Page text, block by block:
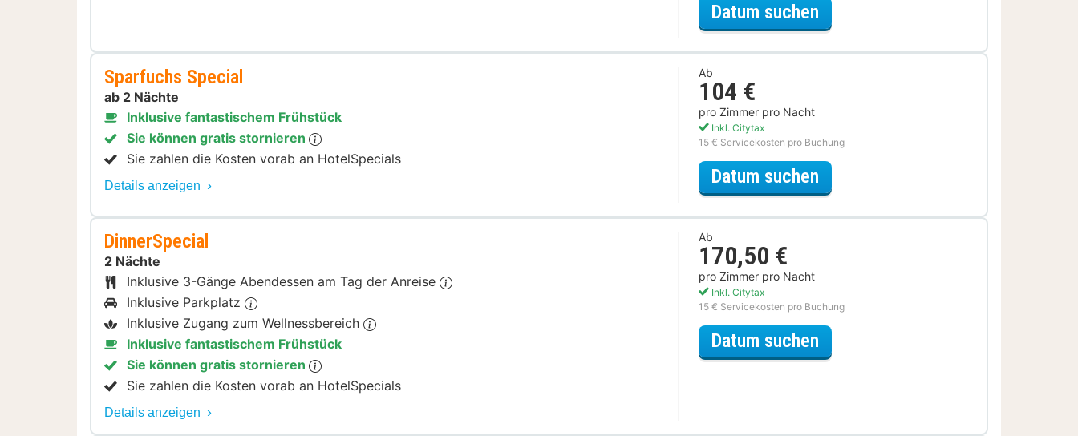
Datum suchen
Sparfuchs Special
ab 2 Nächte
Inklusive fantastischem Frühstück
Sie können gratis stornieren
Sie zahlen die Kosten vorab an HotelSpecials
Details anzeigen
Ab
104 €
pro Zimmer pro Nacht
Inkl. Citytax
15 € Servicekosten pro Buchung
Datum suchen
DinnerSpecial
2 Nächte
Inklusive 3-Gänge Abendessen am Tag der Anreise
Inklusive Parkplatz
Inklusive Zugang zum Wellnessbereich
Inklusive fantastischem Frühstück
Sie können gratis stornieren
Sie zahlen die Kosten vorab an HotelSpecials
Details anzeigen
Ab
170,50 €
pro Zimmer pro Nacht
Inkl. Citytax
15 € Servicekosten pro Buchung
Datum suchen